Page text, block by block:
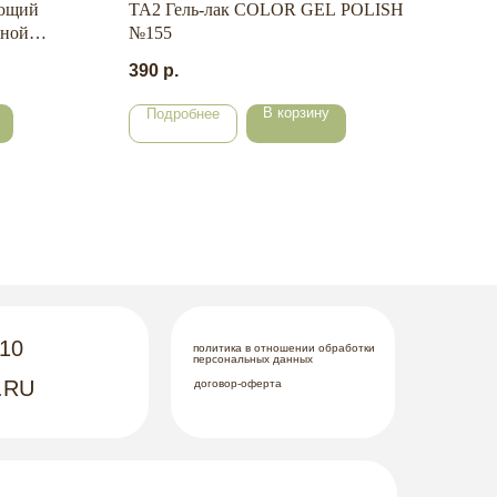
TA2 Гель-лак COLOR GEL POLISH
№155
390 р.
Подробнее В корзину
политика в отношении обработки
персональных данных
договор-оферта